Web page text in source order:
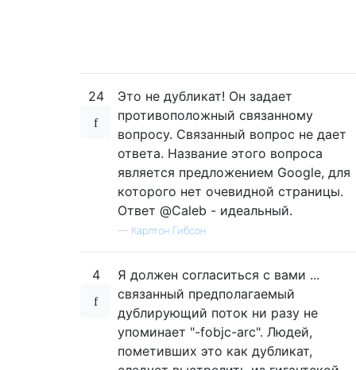
24
Это не дубликат! Он задает
противоположный связанному
вопросу. Связанный вопрос не дает
ответа. Название этого вопроса
является предложением Google, для
которого нет очевидной страницы.
Ответ @Caleb - идеальный.
— Карлтон Гибсон
4
Я должен согласиться с вами ...
связанный предполагаемый
дублирующий поток ни разу не
упоминает "-fobjc-arc". Людей,
пометивших это как дубликат,